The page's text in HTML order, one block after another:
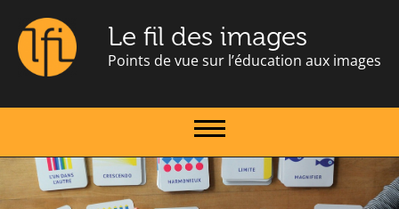
Le fil des images
Points de vue sur l’éducation aux images